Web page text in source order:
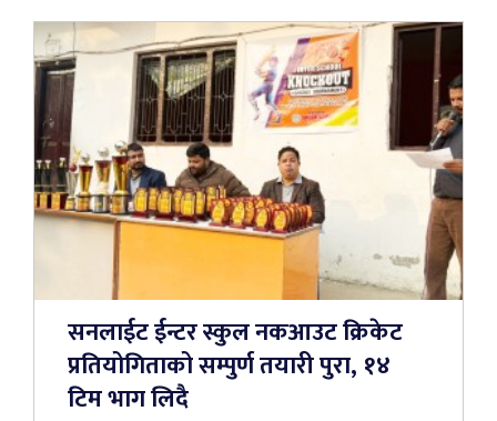
सनलाईट ईन्टर स्कुल नकआउट क्रिकेट
प्रतियोगिताको सम्पुर्ण तयारी पुरा, १४
टिम भाग लिदै